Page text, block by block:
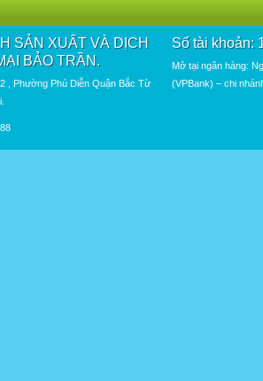
SẢN XUẤT VÀ DỊCH
BẢO TRẦN.
, Phường Phú Diễn Quận Bắc Từ
Số tài khoản:
Mở tại ngân hàng:
(VPBank) – chi